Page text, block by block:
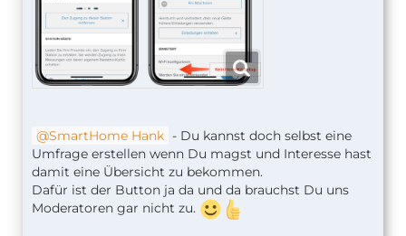
SmartHome Hank - Du kannst doch selbst eine
Umfrage erstellen wenn Du magst und Interesse hast
damit eine Übersicht zu bekommen.
Dafür ist der Button ja da und da brauchst Du uns
Moderatoren gar nicht zu.